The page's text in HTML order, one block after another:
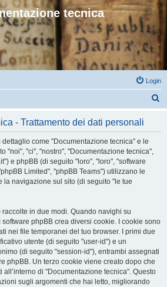
tecnica
Login
- Trattamento dei dati personali
come "Documentazione tecnica" e le
"noi", "ci", "nostro", "Documentazione tecnica",
e phpBB (di seguito "loro", "loro", "software
Limited", "phpBB Teams") utilizzano le
la navigazione sul sito (di seguito "le tue
in due modi. Quando navighi su
phpBB crea diversi cookie. I cookie sono
nei file temporanei del tuo browser. I primi due
utente (di seguito "user-id") e un
(di seguito "session-id"), entrambi assegnati
phpBB. Un terzo cookie viene creato dopo che
all’interno di "Documentazione tecnica". Questo
sugli argomenti che hai letto, migliorando